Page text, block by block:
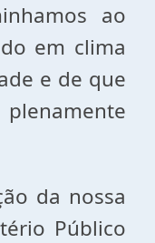
ao
em clima
e de que
da nossa
Público